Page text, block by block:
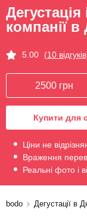
компанії в
5.00 (10
2500 грн
Купити для
Ціни не
Враження
Реальні фото і
bodo Дегустації в